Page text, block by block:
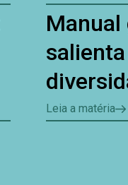
Leia a matéria